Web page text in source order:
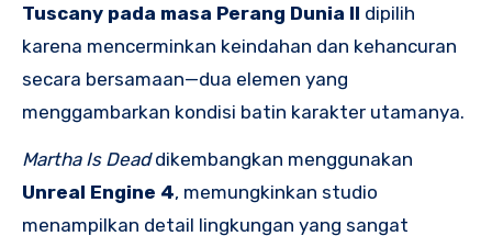
Tuscany pada masa Perang Dunia II dipilih
karena mencerminkan keindahan dan kehancuran
secara bersamaan—dua elemen yang
menggambarkan kondisi batin karakter utamanya.
Martha Is Deaddikembangkan menggunakan
Unreal Engine 4, memungkinkan studio
menampilkan detail lingkungan yang sangat